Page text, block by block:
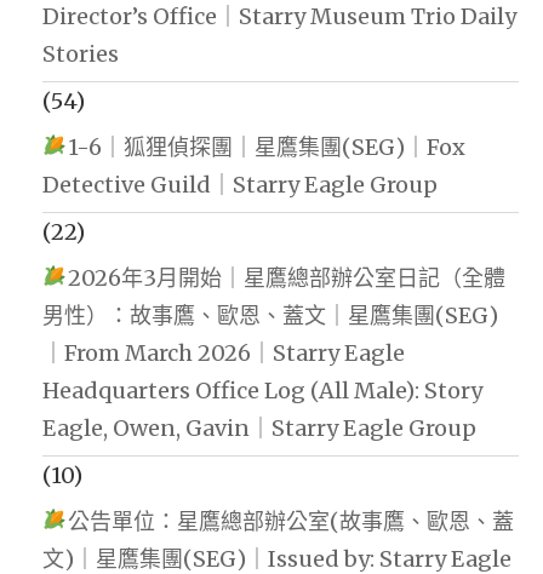
Director’s Office｜Starry Museum Trio Daily
Stories
(54)
1-6｜狐狸偵探團｜星鷹集團(SEG)｜Fox
Detective Guild｜Starry Eagle Group
(22)
2026年3月開始｜星鷹總部辦公室日記（全體
男性）：故事鷹、歐恩、蓋文｜星鷹集團(SEG)
｜From March 2026｜Starry Eagle
Headquarters Office Log (All Male): Story
Eagle, Owen, Gavin｜Starry Eagle Group
(10)
公告單位：星鷹總部辦公室(故事鷹、歐恩、蓋
文)｜星鷹集團(SEG)｜Issued by: Starry Eagle